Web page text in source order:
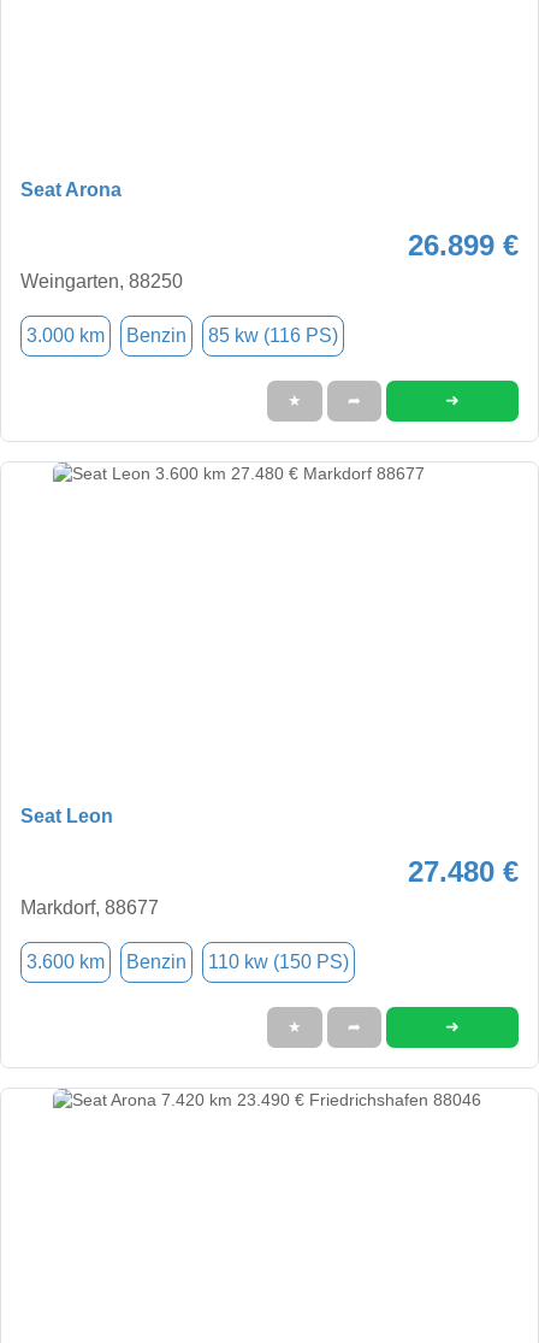
Seat Arona
26.899 €
Weingarten, 88250
3.000 km Benzin 85 kw (116 PS)
★ ➦ ➜
Seat Leon
27.480 €
Markdorf, 88677
3.600 km Benzin 110 kw (150 PS)
★ ➦ ➜